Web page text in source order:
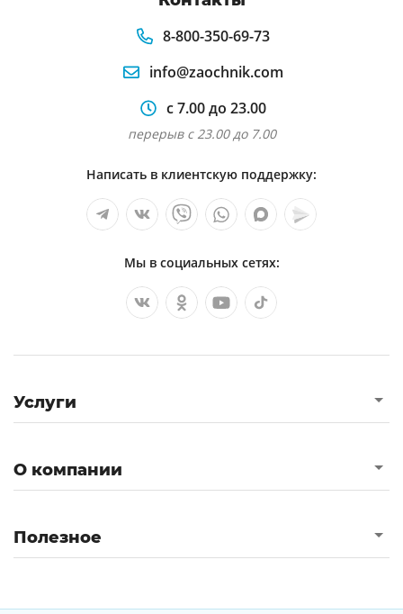
8-800-350-69-73
info@zaochnik.com
с 7.00 до 23.00
перерыв с 23.00 до 7.00
Написать в клиентскую поддержку:
Мы в социальных сетях:
Услуги
О компании
Полезное